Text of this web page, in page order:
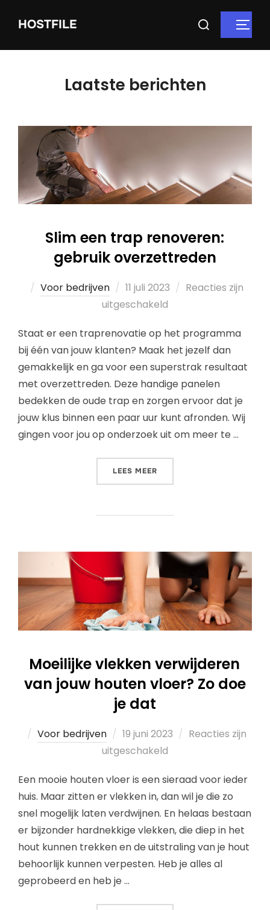
HOSTFILE
Laatste berichten
Slim een trap renoveren:
gebruik overzettreden
Voor bedrijven 11 juli 2023
Reacties zijn
uitgeschakeld
Staat er een traprenovatie op het programma
bij één van jouw klanten? Maak het jezelf dan
gemakkelijk en ga voor een superstrak resultaat
met overzettreden. Deze handige panelen
bedekken de oude trap en zorgen ervoor dat je
jouw klus binnen een paar uur kunt afronden. Wij
gingen voor jou op onderzoek uit om meer te …
LEES MEER
Moeilijke vlekken verwijderen
van jouw houten vloer? Zo doe
je dat
Voor bedrijven 19 juni 2023
Reacties zijn
uitgeschakeld
Een mooie houten vloer is een sieraad voor ieder
huis. Maar zitten er vlekken in, dan wil je die zo
snel mogelijk laten verdwijnen. En helaas bestaan
er bijzonder hardnekkige vlekken, die diep in het
hout kunnen trekken en de uitstraling van je hout
behoorlijk kunnen verpesten. Heb je alles al
geprobeerd en heb je …